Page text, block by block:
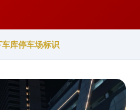
库停车场标识